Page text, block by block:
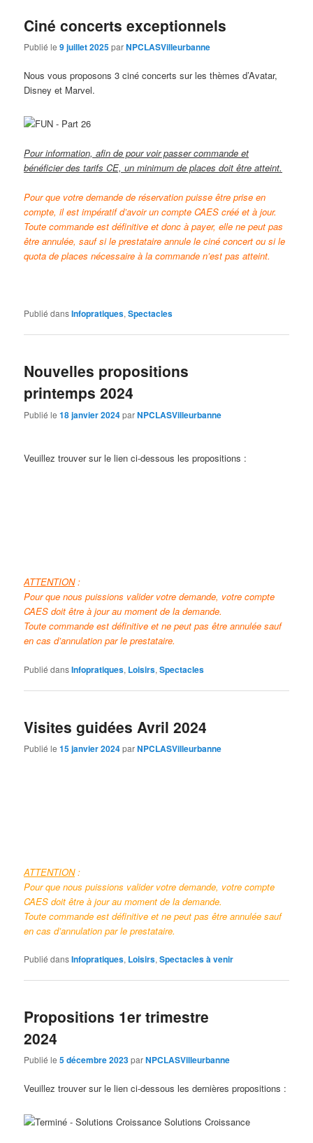
Ciné concerts exceptionnels
Publié le9 juillet 2025parNPCLASVilleurbanne
Nous vous proposons 3 ciné concerts sur les thèmes d’Avatar,
Disney et Marvel.
Pour information, afinde pour voir passer commande et
bénéficier des tarifs CE, un minimum de places doit être atteint.
Pour que votre demande de réservation puisse être prise en
compte, il est impératif d’avoir un compte CAES créé et à jour.
Toute commande est définitive et donc à payer, elle ne peut pas
être annulée, sauf si le prestataire annule le ciné concert ou si le
quota de places nécessaire à la commande n’est pas atteint.
Publié dansInfopratiques,Spectacles
Nouvelles propositions
printemps 2024
Publié le18 janvier 2024parNPCLASVilleurbanne
Veuillez trouver sur le lien ci-dessous les propositions :
ATTENTION:
Pour que nous puissions valider votre demande, votre compte
CAES doit être à jour au moment de la demande.
Toute commande est définitive et ne peut pas être annulée sauf
en cas d’annulation par le prestataire.
Publié dansInfopratiques, Loisirs,Spectacles
Visites guidées Avril 2024
Publié le15 janvier 2024parNPCLASVilleurbanne
ATTENTION:
Pour que nous puissions valider votre demande, votre compte
CAES doit être à jour au moment de la demande.
Toute commande est définitive et ne peut pas être annulée sauf
en cas d’annulation par le prestataire.
Publié dansInfopratiques, Loisirs,Spectacles à venir
Propositions 1er trimestre
2024
Publié le5 décembre 2023parNPCLASVilleurbanne
Veuillez trouver sur le lien ci-dessous les dernières propositions :